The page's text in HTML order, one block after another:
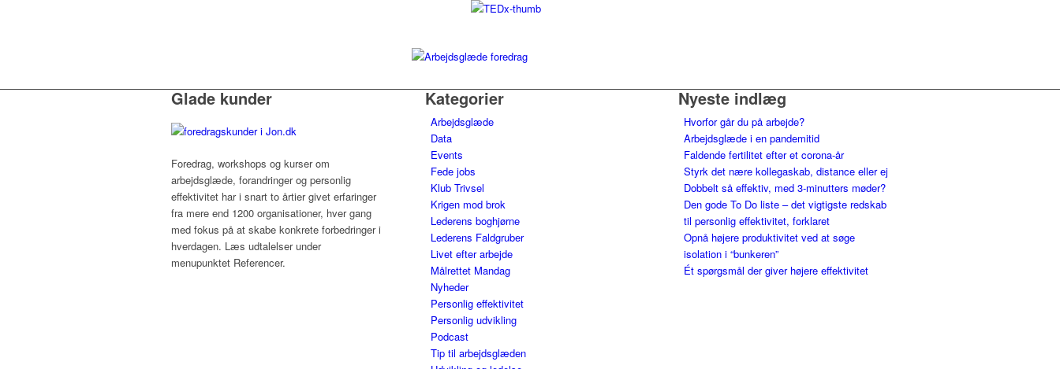
Glade kunder
Foredrag, workshops og kurser om
arbejdsglæde, forandringer og personlig
effektivitet har i snart to årtier givet erfaringer
fra mere end 1200 organisationer, hver gang
med fokus på at skabe konkrete forbedringer i
hverdagen. Læs udtalelser under
menupunktet Referencer.
Kategorier
Arbejdsglæde
Data
Events
Fede jobs
Klub Trivsel
Krigen mod brok
Lederens boghjørne
Lederens Faldgruber
Livet efter arbejde
Målrettet Mandag
Nyheder
Personlig effektivitet
Personlig udvikling
Podcast
Tip til arbejdsglæden
Nyeste indlæg
Hvorfor går du på arbejde?
Arbejdsglæde i en pandemitid
Faldende fertilitet efter et corona-år
Styrk det nære kollegaskab, distance eller ej
Dobbelt så effektiv, med 3-minutters møder?
Den gode To Do liste – det vigtigste redskab
til personlig effektivitet, forklaret
Opnå højere produktivitet ved at søge
isolation i “bunkeren”
Ét spørgsmål der giver højere effektivitet